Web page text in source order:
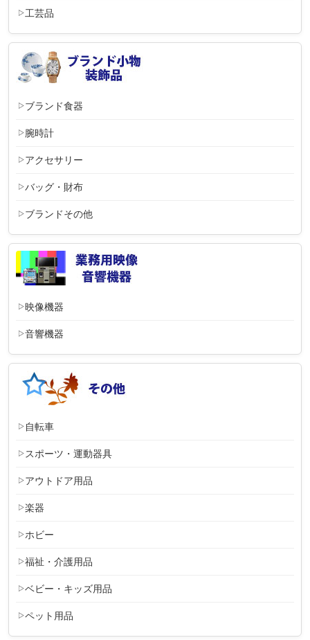
工芸品
ブランド食器
腕時計
アクセサリー
バッグ・財布
ブランドその他
映像機器
音響機器
自転車
スポーツ・運動器具
アウトドア用品
楽器
ホビー
福祉・介護用品
ベビー・キッズ用品
ペット用品